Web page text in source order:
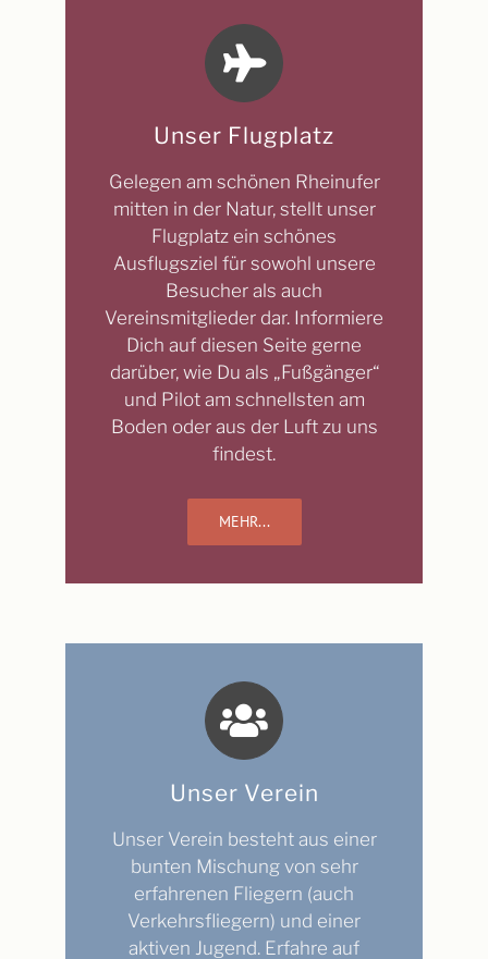
Unser Flugplatz
Gelegen am schönen Rheinufer
mitten in der Natur, stellt unser
Flugplatz ein schönes
Ausflugsziel für sowohl unsere
Besucher als auch
Vereinsmitglieder dar. Informiere
Dich auf diesen Seite gerne
darüber, wie Du als „Fußgänger“
und Pilot am schnellsten am
Boden oder aus der Luft zu uns
findest.
MEHR...
Unser Verein
Unser Verein besteht aus einer
bunten Mischung von sehr
erfahrenen Fliegern (auch
Verkehrsfliegern) und einer
aktiven Jugend. Erfahre auf